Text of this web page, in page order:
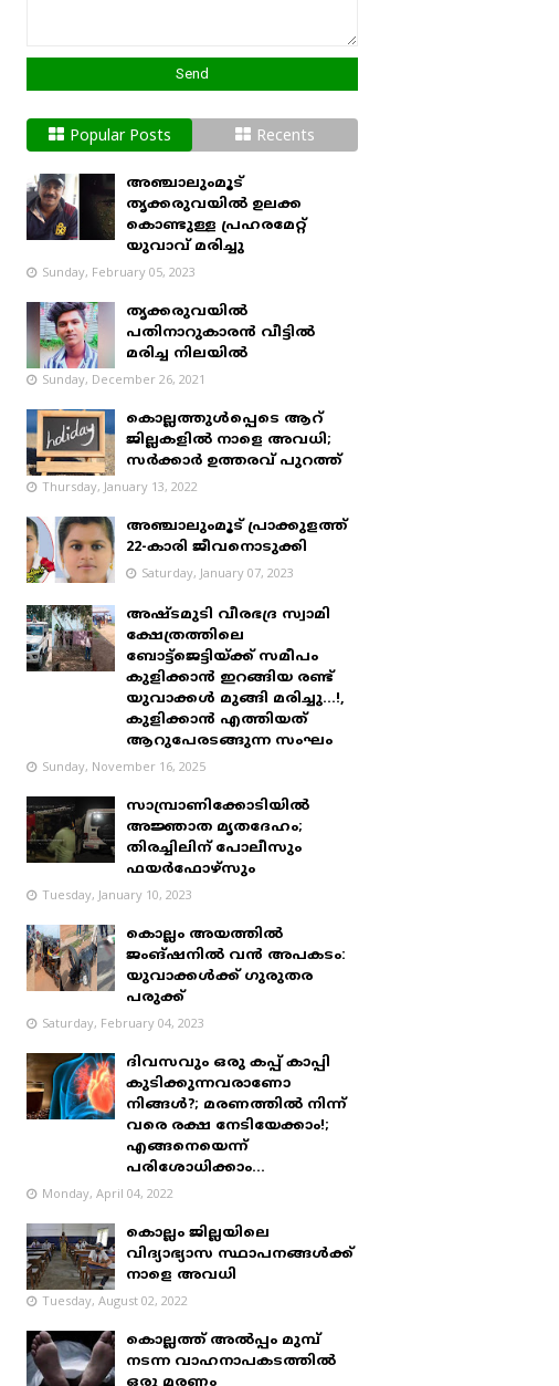
Popular Posts Recents
അഞ്ചാലുംമൂട്
തൃക്കരുവയിൽ ഉലക്ക
കൊണ്ടുള്ള പ്രഹരമേറ്റ്
യുവാവ് മരിച്ചു
Sunday, February 05, 2023
തൃക്കരുവയിൽ
പതിനാറുകാരൻ വീട്ടിൽ
മരിച്ച നിലയിൽ
Sunday, December 26, 2021
കൊല്ലത്തുൾപ്പെടെ ആറ്
ജില്ലകളിൽ നാളെ അവധി;
സർക്കാർ ഉത്തരവ് പുറത്ത്
Thursday, January 13, 2022
അഞ്ചാലുംമൂട് പ്രാക്കുളത്ത്
22-കാരി ജീവനൊടുക്കി
Saturday, January 07, 2023
അഷ്ടമുടി വീരഭദ്ര സ്വാമി
ക്ഷേത്രത്തിലെ
ബോട്ട്ജെട്ടിയ്ക്ക് സമീപം
കുളിക്കാൻ ഇറങ്ങിയ രണ്ട്
യുവാക്കൾ മുങ്ങി മരിച്ചു...!,
കുളിക്കാൻ എത്തിയത്
ആറുപേരടങ്ങുന്ന സംഘം
Sunday, November 16, 2025
സാമ്പ്രാണിക്കോടിയിൽ
അജ്ഞാത മൃതദേഹം;
തിരച്ചിലിന് പോലീസും
ഫയർഫോഴ്‌സും
Tuesday, January 10, 2023
കൊല്ലം അയത്തിൽ
ജംങ്ഷനിൽ വൻ അപകടം:
യുവാക്കൾക്ക് ഗുരുതര
പരുക്ക്
Saturday, February 04, 2023
ദിവസവും ഒരു കപ്പ് കാപ്പി
കുടിക്കുന്നവരാണോ
നിങ്ങൾ?; മരണത്തിൽ നിന്ന്
വരെ രക്ഷ നേടിയേക്കാം!;
എങ്ങനെയെന്ന്
പരിശോധിക്കാം...
Monday, April 04, 2022
കൊല്ലം ജില്ലയിലെ
വിദ്യാഭ്യാസ സ്ഥാപനങ്ങൾക്ക്
നാളെ അവധി
Tuesday, August 02, 2022
കൊല്ലത്ത് അൽപ്പം മുമ്പ്
നടന്ന വാഹനാപകടത്തിൽ